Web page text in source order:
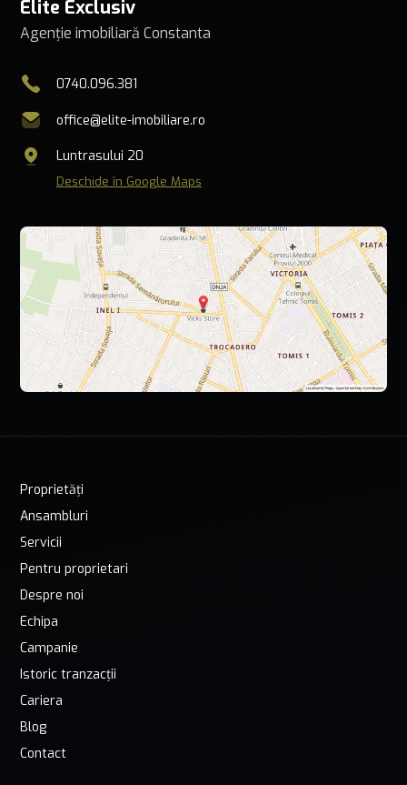
Elite Exclusiv
Agenție imobiliară Constanta
0740.096.381
office@elite-imobiliare.ro
Luntrasului 20
Deschide în Google Maps
Proprietăți
Ansambluri
Servicii
Pentru proprietari
Despre noi
Echipa
Campanie
Istoric tranzacții
Cariera
Blog
Contact